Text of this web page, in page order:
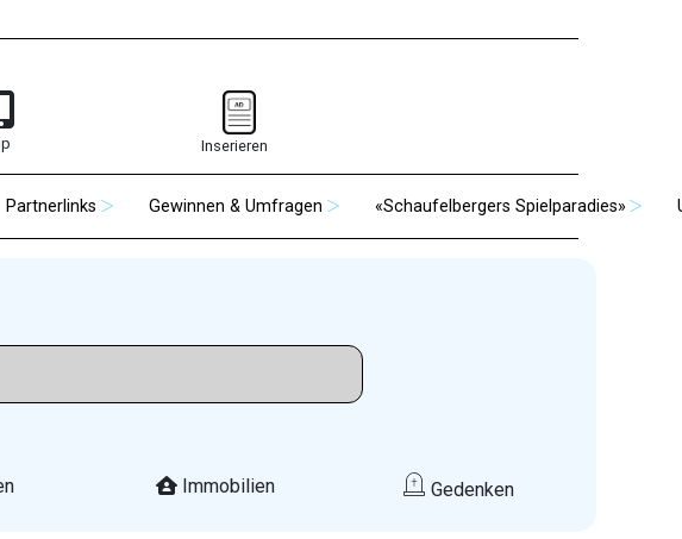
Inserieren
Partnerlinks Gewinnen & Umfragen «Schaufelbergers Spielparadies»
Immobilien Gedenken